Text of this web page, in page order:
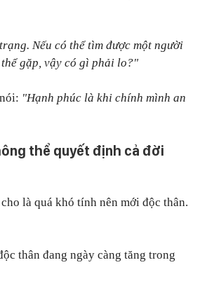
Nếu có thể tìm được một người
gặp, vậy có gì phải lo?"
"Hạnh phúc là khi chính mình an
thể quyết định cả đời
là quá khó tính nên mới độc thân.
thân đang ngày càng tăng trong